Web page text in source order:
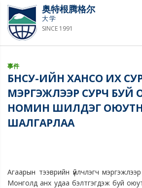
奥特根腾格尔
大学
SINCE 1991
事件
БНСУ-ИЙН ХАНСО ИХ
МЭРГЭЖЛЭЭР СУРЧ БУЙ
НОМИН ШИЛДЭГ
ШАЛГАРЛАА
Агаарын тээврийн үйлчлэгч
Монголд анх удаа бэлтгэгдэж буй